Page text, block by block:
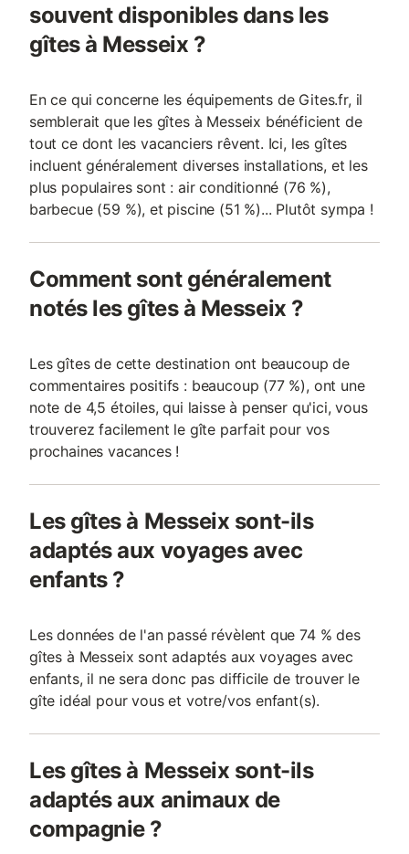
souvent disponibles dans les
gîtes à Messeix ?
En ce qui concerne les équipements de Gites.fr, il
semblerait que les gîtes à Messeix bénéficient de
tout ce dont les vacanciers rêvent. Ici, les gîtes
incluent généralement diverses installations, et les
plus populaires sont : air conditionné (76 %),
barbecue (59 %), et piscine (51 %)... Plutôt sympa !
Comment sont généralement
notés les gîtes à Messeix ?
Les gîtes de cette destination ont beaucoup de
commentaires positifs : beaucoup (77 %), ont une
note de 4,5 étoiles, qui laisse à penser qu'ici, vous
trouverez facilement le gîte parfait pour vos
prochaines vacances !
Les gîtes à Messeix sont-ils
adaptés aux voyages avec
enfants ?
Les données de l'an passé révèlent que 74 % des
gîtes à Messeix sont adaptés aux voyages avec
enfants, il ne sera donc pas difficile de trouver le
gîte idéal pour vous et votre/vos enfant(s).
Les gîtes à Messeix sont-ils
adaptés aux animaux de
compagnie ?